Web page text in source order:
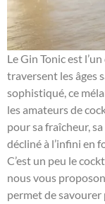
Le Gin Tonic est
traversent les âges
sophistiqué, ce
les amateurs de
pour sa fraîcheur,
décliné à l’infini en
C’est un peu le
nous vous
permet de savourer